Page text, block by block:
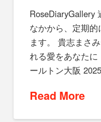
RoseDiaryGallery
なかから、定期
ます。 貴志まさ
れる愛をあなた
ールトン大阪
Read More